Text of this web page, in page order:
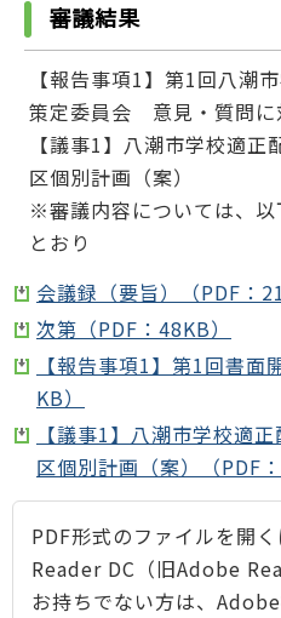
審議結果
【報告事項1】第1回八潮
策定委員会 意見・質問に
【議事1】八潮市学校適
区個別計画（案）
※審議内容については、
とおり
会議録（要旨）（PDF：
次第（PDF：48KB）
【報告事項1】第1回書
KB）
【議事1】八潮市学校適
区個別計画（案）（PDF
PDF形式のファイルを開
Reader DC（旧Adobe
お持ちでない方は、